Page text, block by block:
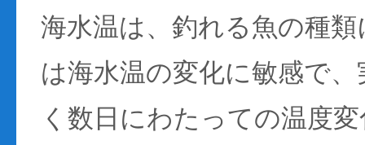
海水温は、釣れる魚の種
は海水温の変化に敏感で
く数日にわたっての温度